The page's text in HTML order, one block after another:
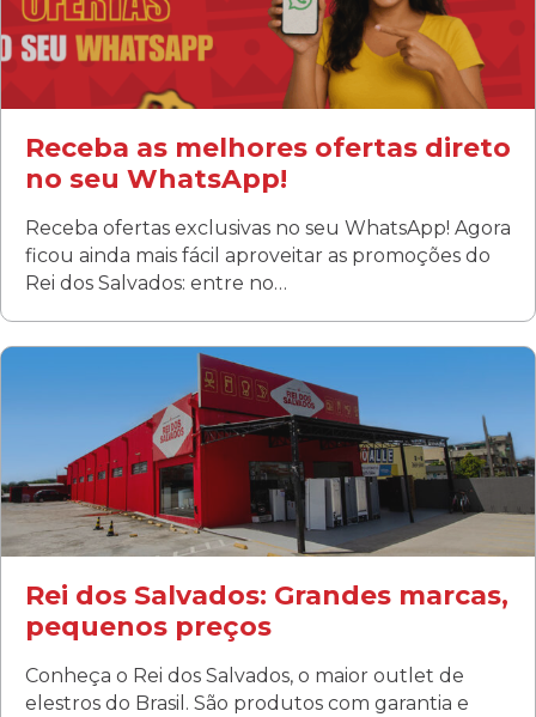
Fanny
Rua Albino Beatriz, 100 - Fanny, Curitiba –PR
Segunda a sábado: 09h00 às 19h00
Domingo: FECHADA
ÚLTIMOS DIAS DE LIQUIDAÇÃO!
(41) 3411-1754
(41) 99249-4620
Receba as melhores ofertas direto
no seu WhatsApp!
Receba ofertas exclusivas no seu WhatsApp! Agora
ficou ainda mais fácil aproveitar as promoções do
Rei dos Salvados: entre no…
Rei dos Salvados: Grandes marcas,
pequenos preços
Conheça o Rei dos Salvados, o maior outlet de
elestros do Brasil. São produtos com garantia e